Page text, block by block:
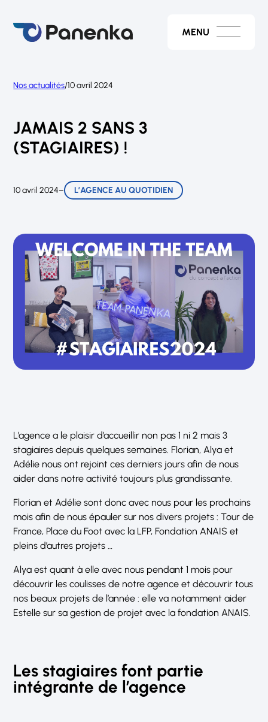
contenu
MENU
Nos actualités/10 avril 2024
JAMAIS 2 SANS 3
(STAGIAIRES) !
10 avril 2024– L’AGENCE AU QUOTIDIEN
L’agence a le plaisir d’accueillir non pas 1 ni 2 mais 3
stagiaires depuis quelques semaines. Florian, Alya et
Adélie nous ont rejoint ces derniers jours afin de nous
aider dans notre activité toujours plus grandissante.
Florian et Adélie sont donc avec nous pour les prochains
mois afin de nous épauler sur nos divers projets : Tour de
France, Place du Foot avec la LFP, Fondation ANAIS et
pleins d’autres projets …
Alya est quant à elle avec nous pendant 1 mois pour
découvrir les coulisses de notre agence et découvrir tous
nos beaux projets de l’année : elle va notamment aider
Estelle sur sa gestion de projet avec la fondation ANAIS.
Les stagiaires font partie
intégrante de l’agence